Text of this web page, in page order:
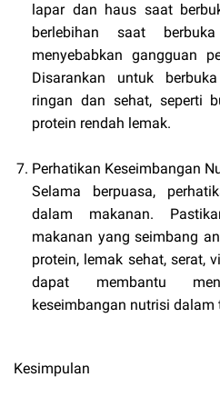
lapar dan haus saat
berlebihan saat
menyebabkan gangguan
Disarankan untuk
ringan dan sehat, seperti
protein rendah lemak.
Perhatikan Keseimbangan
Selama berpuasa,
dalam makanan.
makanan yang seimbang
protein, lemak sehat, serat,
dapat membantu
keseimbangan nutrisi dalam
Kesimpulan